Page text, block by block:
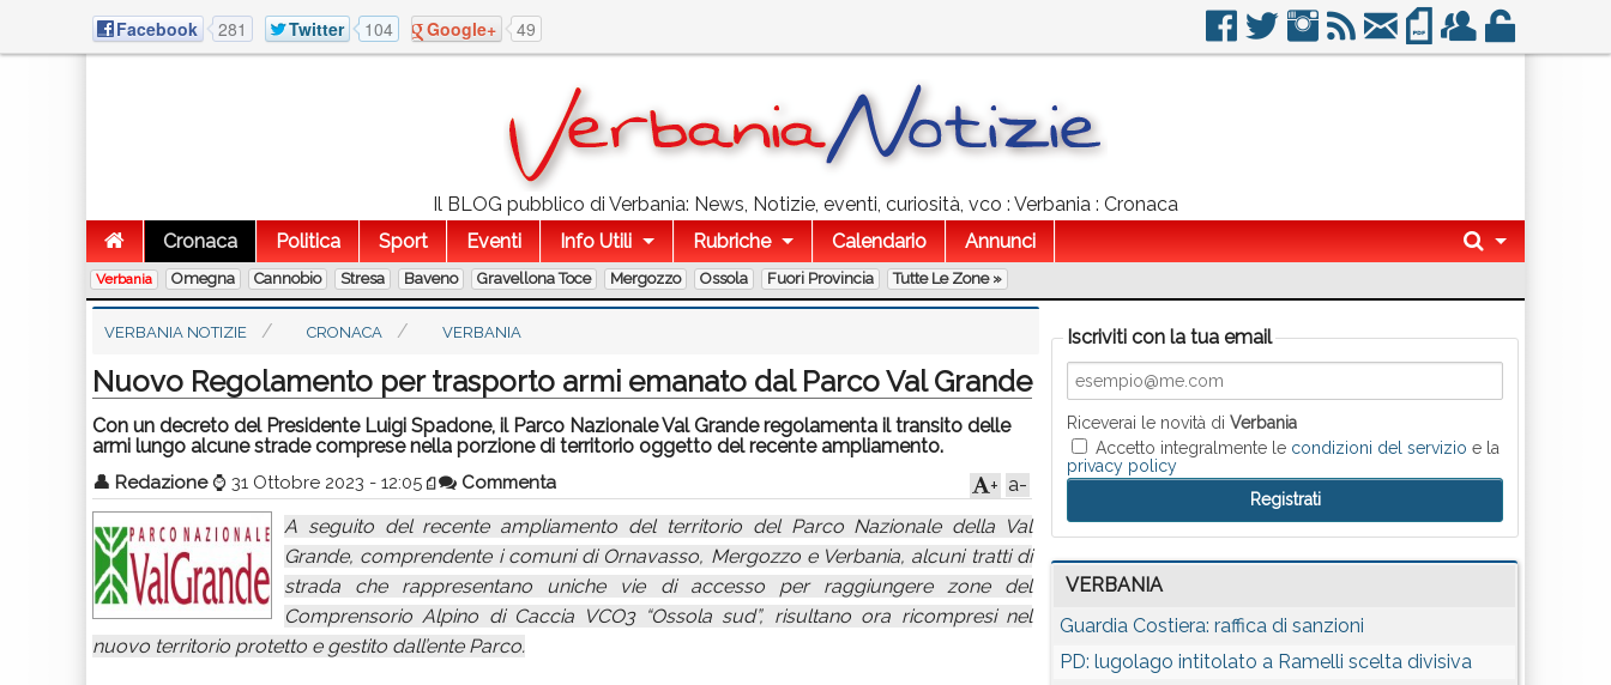
Facebook 281 Twitter 104 Google+ 49
Il BLOG pubblico di Verbania: News, Notizie, eventi, curiosità, vco : Verbania : Cronaca
Cronaca
Politica Sport Eventi Info Utili Rubriche Calendario Annunci
Verbania Omegna Cannobio Stresa Baveno Gravellona Toce Mergozzo Ossola Fuori Provincia Tutte Le Zone »
VERBANIA NOTIZIE CRONACA VERBANIA
Nuovo Regolamento per trasporto armi emanato dal Parco Val Grande
Con un decreto del Presidente Luigi Spadone, il Parco Nazionale Val Grande regolamenta il transito delle
armi lungo alcune strade comprese nella porzione di territorio oggetto del recente ampliamento.
👤 Redazione ⌚ 31 Ottobre 2023 - 12:05 Commenta a-
+
A seguito del recente ampliamento del territorio del Parco Nazionale della Val
Grande, comprendente i comuni di Ornavasso, Mergozzo e Verbania, alcuni tratti di
strada che rappresentano uniche vie di accesso per raggiungere zone del
Comprensorio Alpino di Caccia VCO3 “Ossola sud”, risultano ora ricompresi nel
nuovo territorio protetto e gestito dall’ente Parco.
Iscriviti con la tua email
Riceverai le novità diVerbania
Accetto integralmente le condizioni del servizio e la
privacy policy
VERBANIA
Guardia Costiera: raffica di sanzioni
PD: lugolago intitolato a Ramelli scelta divisiva